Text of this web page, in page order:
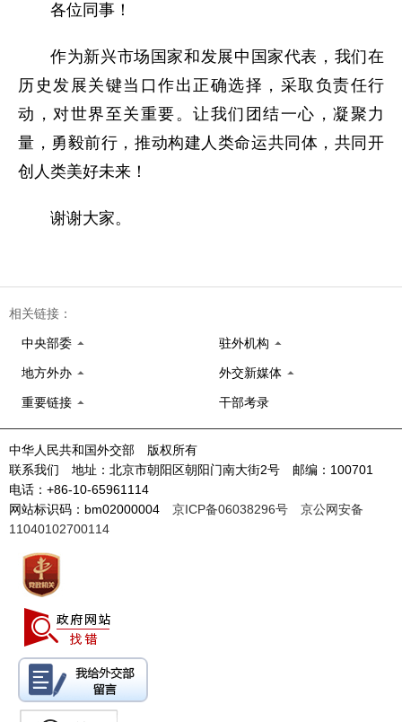
各位同事！
作为新兴市场国家和发展中国家代表，我们在
历史发展关键当口作出正确选择，采取负责任行
动，对世界至关重要。让我们团结一心，凝聚力
量，勇毅前行，推动构建人类命运共同体，共同开
创人类美好未来！
谢谢大家。
相关链接：
中央部委 驻外机构
地方外办 外交新媒体
重要链接 干部考录
中华人民共和国外交部 版权所有
联系我们 地址：北京市朝阳区朝阳门南大街2号 邮编：100701
电话：+86-10-65961114
网站标识码：bm02000004 京ICP备06038296号
京公网安备
11040102700114